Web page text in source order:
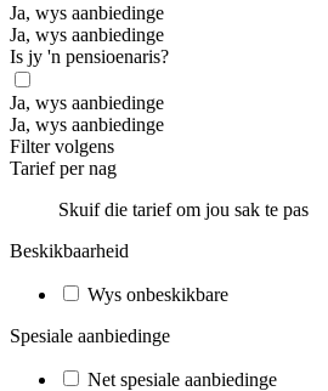
Ja, wys aanbiedinge
Ja, wys aanbiedinge
Is jy 'n pensioenaris?
Ja, wys aanbiedinge
Ja, wys aanbiedinge
Filter volgens
Tarief per nag
Skuif die tarief om jou sak te pas
Beskikbaarheid
Wys onbeskikbare
Spesiale aanbiedinge
Net spesiale aanbiedinge